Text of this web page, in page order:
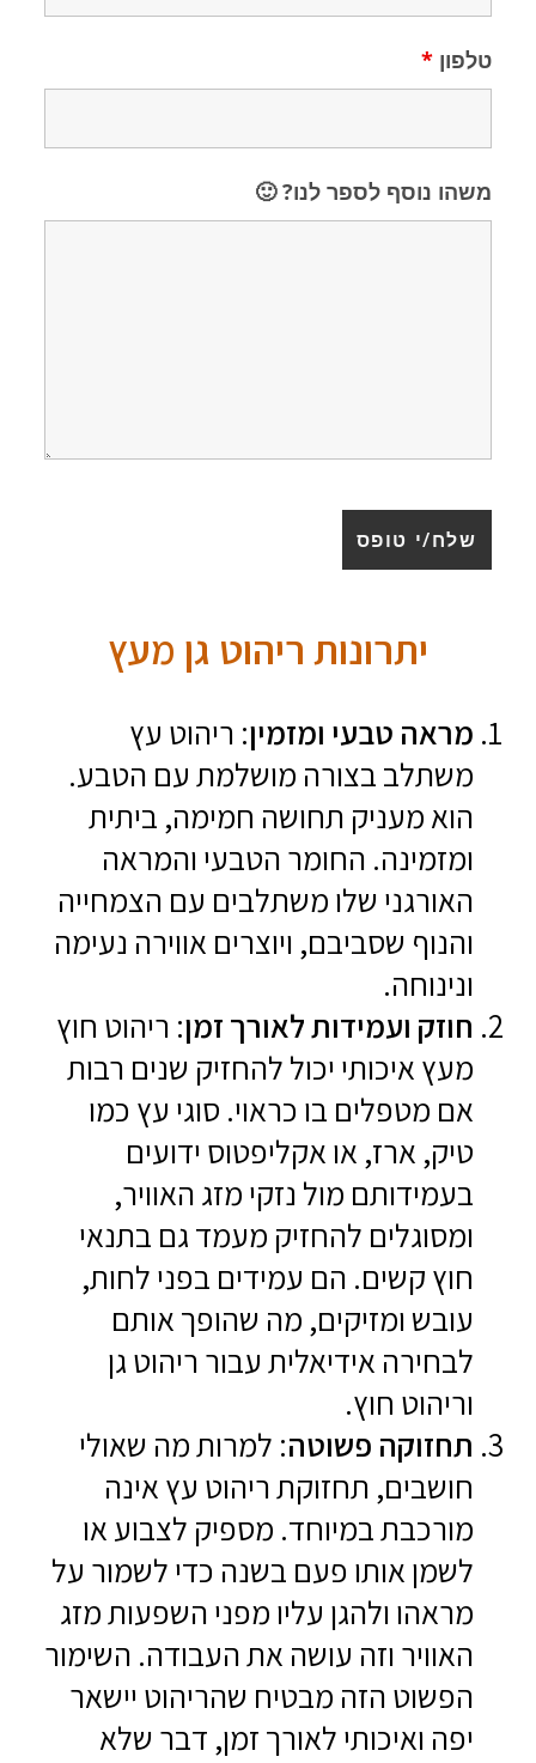
טלפון*
משהו נוסף לספר לנו? 🙂
יתרונות ריהוט גן מעץ
מראה טבעי ומזמין: ריהוט עץ
משתלב בצורה מושלמת עם הטבע.
הוא מעניק תחושה חמימה, ביתית
ומזמינה. החומר הטבעי והמראה
האורגני שלו משתלבים עם הצמחייה
והנוף שסביבם, ויוצרים אווירה נעימה
ונינוחה.
חוזק ועמידות לאורך זמן: ריהוט חוץ
מעץ איכותי יכול להחזיק שנים רבות
אם מטפלים בו כראוי. סוגי עץ כמו
טיק, ארז, או אקליפטוס ידועים
בעמידותם מול נזקי מזג האוויר,
ומסוגלים להחזיק מעמד גם בתנאי
חוץ קשים. הם עמידים בפני לחות,
עובש ומזיקים, מה שהופך אותם
לבחירה אידיאלית עבור ריהוט גן
וריהוט חוץ.
תחזוקה פשוטה: למרות מה שאולי
חושבים, תחזוקת ריהוט עץ אינה
מורכבת במיוחד. מספיק לצבוע או
לשמן אותו פעם בשנה כדי לשמור על
מראהו ולהגן עליו מפני השפעות מזג
האוויר וזה עושה את העבודה. השימור
הפשוט הזה מבטיח שהריהוט יישאר
יפה ואיכותי לאורך זמן, דבר שלא